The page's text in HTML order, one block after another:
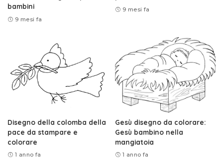
bambini
9 mesi fa
9 mesi fa
Disegno della colomba della
pace da stampare e
colorare
1 anno fa
Gesù disegno da colorare:
Gesù bambino nella
mangiatoia
1 anno fa